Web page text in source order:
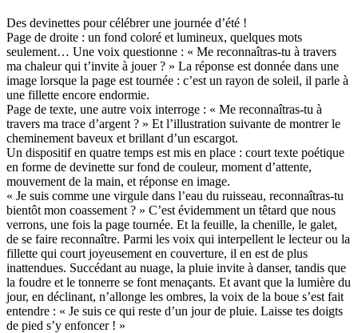
Des devinettes pour célébrer une journée d’été !
Page de droite : un fond coloré et lumineux, quelques mots
seulement… Une voix questionne : « Me reconnaîtras-tu à travers
ma chaleur qui t’invite à jouer ? » La réponse est donnée dans une
image lorsque la page est tournée : c’est un rayon de soleil, il parle à
une fillette encore endormie.
Page de texte, une autre voix interroge : « Me reconnaîtras-tu à
travers ma trace d’argent ? » Et l’illustration suivante de montrer le
cheminement baveux et brillant d’un escargot.
Un dispositif en quatre temps est mis en place : court texte poétique
en forme de devinette sur fond de couleur, moment d’attente,
mouvement de la main, et réponse en image.
« Je suis comme une virgule dans l’eau du ruisseau, reconnaîtras-tu
bientôt mon coassement ? » C’est évidemment un têtard que nous
verrons, une fois la page tournée. Et la feuille, la chenille, le galet,
de se faire reconnaître. Parmi les voix qui interpellent le lecteur ou la
fillette qui court joyeusement en couverture, il en est de plus
inattendues. Succédant au nuage, la pluie invite à danser, tandis que
la foudre et le tonnerre se font menaçants. Et avant que la lumière du
jour, en déclinant, n’allonge les ombres, la voix de la boue s’est fait
entendre : « Je suis ce qui reste d’un jour de pluie. Laisse tes doigts
de pied s’y enfoncer ! »